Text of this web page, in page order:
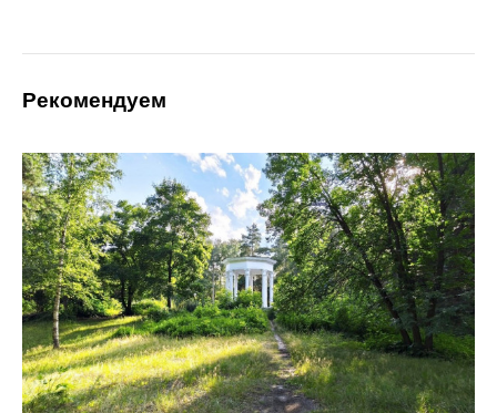
Рекомендуем